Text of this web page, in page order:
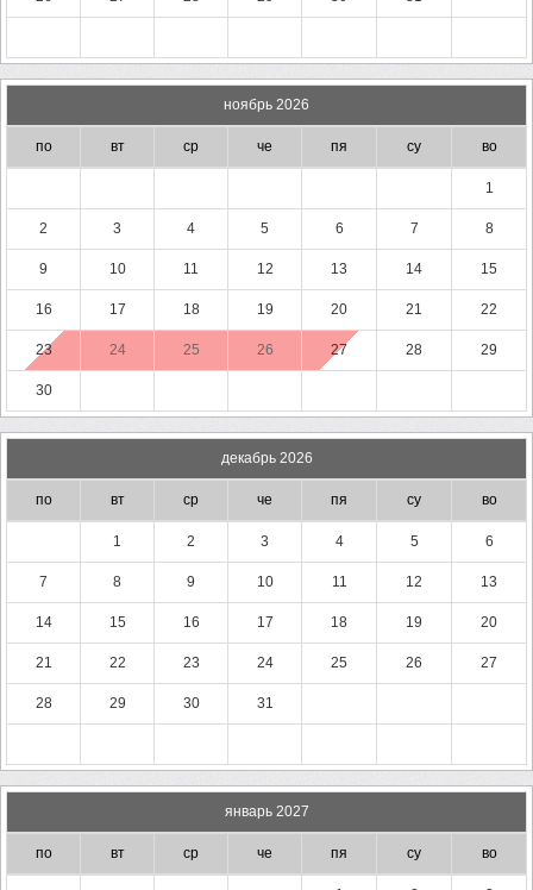
ноябрь 2026
по вт ср че пя су во
1
2 3 4 5 6 7 8
9 10 11 12 13 14 15
16 17 18 19 20 21 22
23 24 25 26 27 28 29
30
декабрь 2026
по вт ср че пя су во
1 2 3 4 5 6
7 8 9 10 11 12 13
14 15 16 17 18 19 20
21 22 23 24 25 26 27
28 29 30 31
январь 2027
по вт ср че пя су во